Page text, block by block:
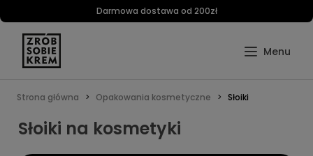
Darmowa dostawa od 200zł
Strona główna Opakowania kosmetyczne Słoiki
Słoiki na kosmetyki